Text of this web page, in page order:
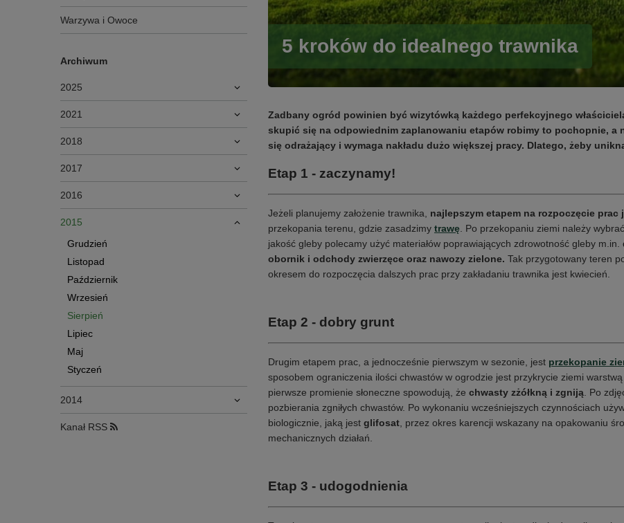
Warzywa i Owoce
Archiwum
2025
2021
2018
2017
2016
2015
Grudzień
Listopad
Październik
Wrzesień
Sierpień
Lipiec
Maj
Styczeń
2014
Kanał RSS
5 kroków do idealnego trawnika
Zadbany ogród powinien być wizytówką każdego perfekcyjnego
skupić się na odpowiednim zaplanowaniu etapów robimy to pochopnie, a
się odrażający i wymaga nakładu dużo większej pracy. Dlatego, żeby
Etap 1 - zaczynamy!
Jeżeli planujemy założenie trawnika, najlepszym etapem na rozpoczęcie prac
przekopania terenu, gdzie zasadzimy trawę . Po przekopaniu ziemi należy
jakość gleby polecamy użyć materiałów poprawiających zdrowotność gleby m.in.
obornik i odchody zwierzęce oraz nawozy zielone. Tak przygotowany teren
okresem do rozpoczęcia dalszych prac przy zakładaniu trawnika jest kwiecień.
Etap 2 - dobry grunt
Drugim etapem prac, a jednocześnie pierwszym w sezonie, jest przekopanie
sposobem ograniczenia ilości chwastów w ogrodzie jest przykrycie ziemi
pierwsze promienie słoneczne spowodują, że chwasty zżółkną i zgniją . Po
pozbierania zgniłych chwastów. Po wykonaniu wcześniejszych czynnościach
biologicznie, jaką jest glifosat , przez okres karencji wskazany na opakowaniu
mechanicznych działań.
Etap 3 - udogodnienia